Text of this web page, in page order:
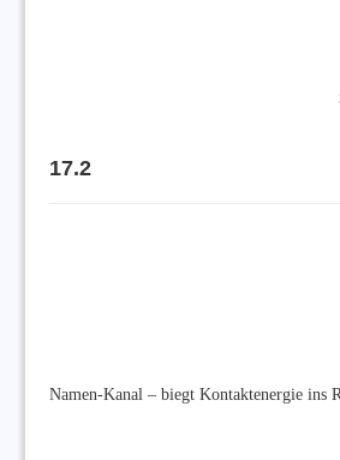
17.2
Namen-Kanal – biegt Kontaktenergie ins